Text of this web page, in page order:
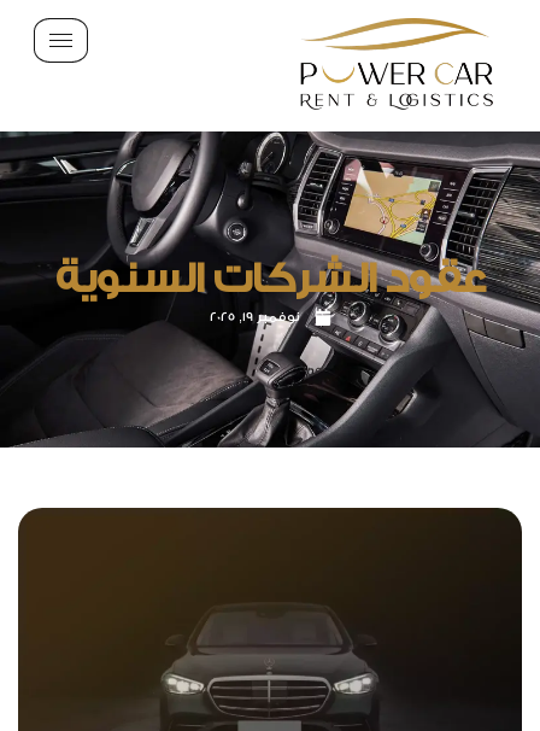
عقود الشركات السنوية
نوفمبر 19, 2025